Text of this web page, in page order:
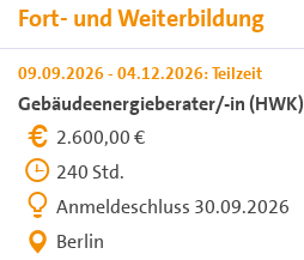
Fort- und Weiterbildung
09.09.2026 - 04.12.2026: Teilzeit
Gebäudeenergieberater/-in (HWK)
2.600,00 €
240 Std.
Anmeldeschluss 30.09.2026
Berlin